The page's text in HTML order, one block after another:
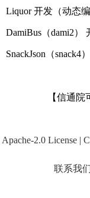
Liquor 开发（动态
DamiBus（dami2）
SnackJson（snack4
【信通
Apache-2.0 License |
联系我